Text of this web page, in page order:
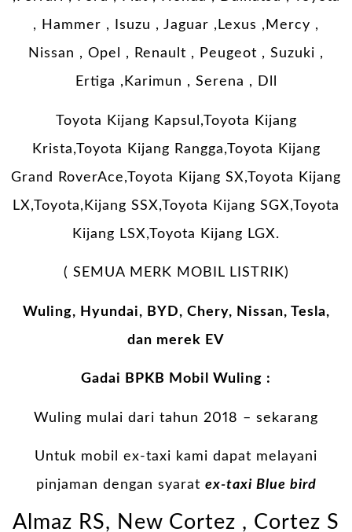
, Hammer , Isuzu , Jaguar ,Lexus ,Mercy ,
Nissan , Opel , Renault , Peugeot , Suzuki ,
Ertiga ,Karimun , Serena , Dll
Toyota Kijang Kapsul,Toyota Kijang
Krista,Toyota Kijang Rangga,Toyota Kijang
Grand RoverAce,Toyota Kijang SX,Toyota Kijang
LX,Toyota,Kijang SSX,Toyota Kijang SGX,Toyota
Kijang LSX,Toyota Kijang LGX.
( SEMUA MERK MOBIL LISTRIK)
Wuling, Hyundai, BYD, Chery, Nissan, Tesla,
dan merek EV
Gadai BPKB Mobil Wuling :
Wuling mulai dari tahun 2018 – sekarang
Untuk mobil ex-taxi kami dapat melayani
pinjaman dengan syarat ex-taxi Blue bird
Almaz RS, New Cortez , Cortez S